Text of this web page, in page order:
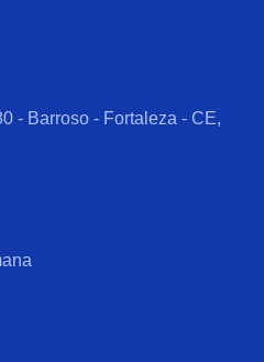
- Barroso - Fortaleza - CE,